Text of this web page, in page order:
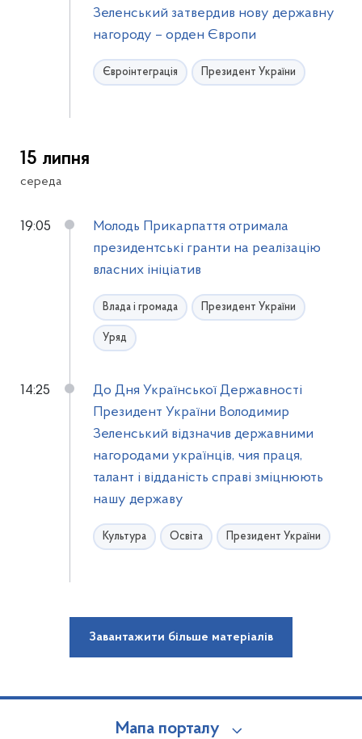
Зеленський затвердив нову державну
нагороду – орден Європи
Євроінтеграція Президент України
15 липня
середа
19:05
Молодь Прикарпаття отримала
президентські гранти на реалізацію
власних ініціатив
Влада і громада Президент України
Уряд
14:25
До Дня Української Державності
Президент України Володимир
Зеленський відзначив державними
нагородами українців, чия праця,
талант і відданість справі зміцнюють
нашу державу
Культура Освіта Президент України
Завантажити більше матеріалів
Мапа порталу